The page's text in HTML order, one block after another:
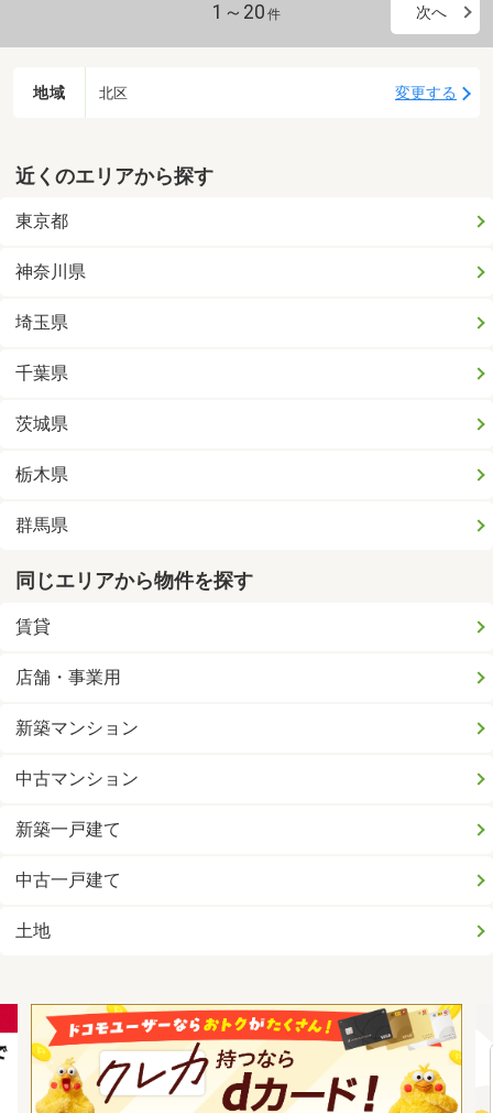
1～20 件 次へ
地域 北区 変更する
近くのエリアから探す
東京都
神奈川県
埼玉県
千葉県
茨城県
栃木県
群馬県
同じエリアから物件を探す
賃貸
店舗・事業用
新築マンション
中古マンション
新築一戸建て
中古一戸建て
土地